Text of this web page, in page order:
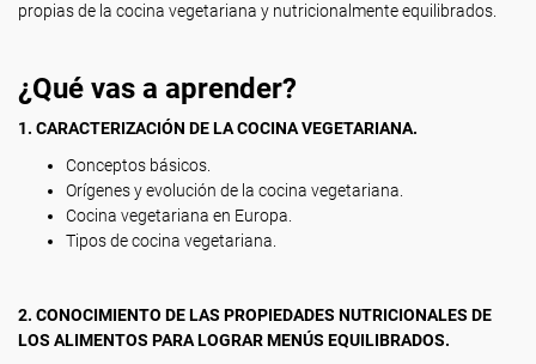
propias de la cocina vegetariana y nutricionalmente equilibrados.
¿Qué vas a aprender?
1. CARACTERIZACIÓN DE LA COCINA VEGETARIANA.
Conceptos básicos.
Orígenes y evolución de la cocina vegetariana.
Cocina vegetariana en Europa.
Tipos de cocina vegetariana.
2. CONOCIMIENTO DE LAS PROPIEDADES NUTRICIONALES DE
LOS ALIMENTOS PARA LOGRAR MENÚS EQUILIBRADOS.